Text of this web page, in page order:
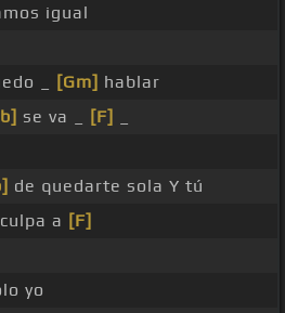
igual
_ [Gm] hablar
se va _ [F]
de quedarte sola Y tú
a [F]
yo